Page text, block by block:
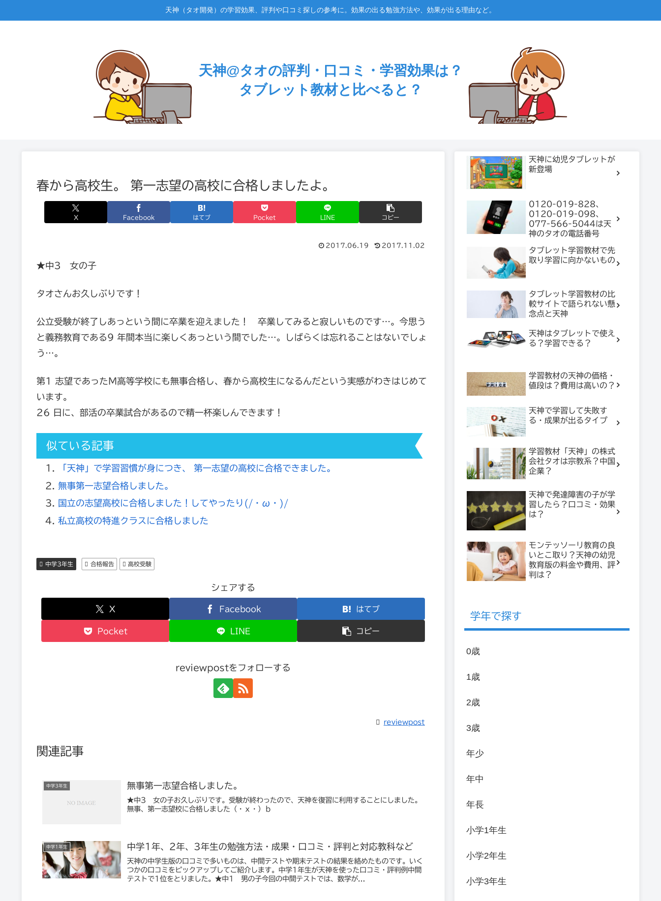
天神（タオ開発）の学習効果、評判や口コミ探しの参考に。効果の出る勉強方法や、効果が出る理由など。
天神@タオの評判・口コミ・学習効果は？
タブレット教材と比べると？
春から高校生。 第一志望の高校に合格しましたよ。
X Facebook はてブ Pocket LINE コピー
2017.06.19 2017.11.02
★中3 女の子
タオさんお久しぶりです！
公立受験が終了しあっという間に卒業を迎えました！ 卒業してみると寂しいものです…。今思う
と義務教育である9 年間本当に楽しくあっという間でした…。しばらくは忘れることはないでしょ
う…。
第1 志望であったＭ高等学校にも無事合格し、春から高校生になるんだという実感がわきはじめて
います。
26 日に、部活の卒業試合があるので精一杯楽しんできます！
似ている記事
「天神」で学習習慣が身につき、 第一志望の高校に合格できました。
無事第一志望合格しました。
国立の志望高校に合格しました！してやったり(/・ω・)/
私立高校の特進クラスに合格しました
中学3年生 合格報告 高校受験
シェアする
X Facebook はてブ
Pocket LINE コピー
reviewpostをフォローする
reviewpost
関連記事
中学3年生 無事第一志望合格しました。
★中3 女の子お久しぶりです。受験が終わったので、天神を復習に利用することにしました。
無事、第一志望校に合格しました（・ｘ・）ｂ
中学1年生 中学1年、2年、3年生の勉強方法・成果・口コミ・評判と対応教科など
天神の中学生版の口コミで多いものは、中間テストや期末テストの結果を絡めたものです。いく
つかの口コミをピックアップしてご紹介します。中学1年生が天神を使った口コミ・評判例中間
テストで1位をとりました。★中1 男の子今回の中間テストでは、数学が...
天神に幼児タブレットが
新登場
0120-019-828、
0120-019-098、
077-566-5044は天
神のタオの電話番号
タブレット学習教材で先
取り学習に向かないもの
タブレット学習教材の比
較サイトで語られない懸
念点と天神
天神はタブレットで使え
る？学習できる？
学習教材の天神の価格・
値段は？費用は高いの？
天神で学習して失敗す
る・成果が出るタイプ
学習教材「天神」の株式
会社タオは宗教系？中国
企業？
天神で発達障害の子が学
習したら？口コミ・効果
は？
モンテッソーリ教育の良
いとこ取り？天神の幼児
教育版の料金や費用、評
判は？
学年で探す
0歳
1歳
2歳
3歳
年少
年中
年長
小学1年生
小学2年生
小学3年生